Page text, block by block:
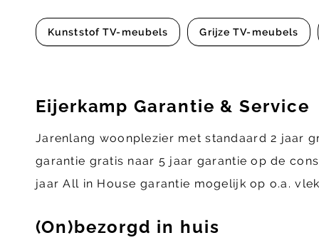
Kunststof TV-meubels Grijze TV-meubels
Eijerkamp Garantie & Service
Jarenlang woonplezier met standaard 2 jaar
garantie gratis naar 5 jaar garantie op de
jaar All in House garantie mogelijk op o.a.
(On)bezorgd in huis